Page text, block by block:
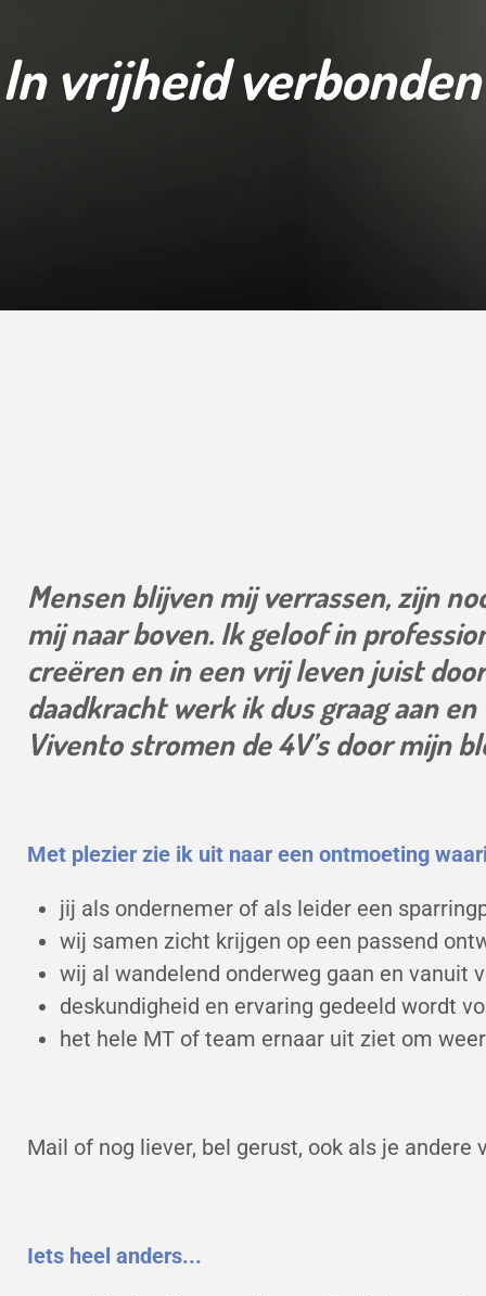
In vrijheid verbonden
Mensen blijven mij verrassen, zijn
mij naar boven. Ik geloof in
creëren en in een vrij leven juist
daadkracht werk ik dus graag aan
Vivento stromen de 4V’s door mijn
Met plezier zie ik uit naar een ontmoeting
jij als ondernemer of als leider een
wij samen zicht krijgen op een passend
wij al wandelend onderweg gaan en vanuit
deskundigheid en ervaring gedeeld wordt
het hele MT of team ernaar uit ziet om
Mail of nog liever, bel gerust, ook als je
Iets heel anders...